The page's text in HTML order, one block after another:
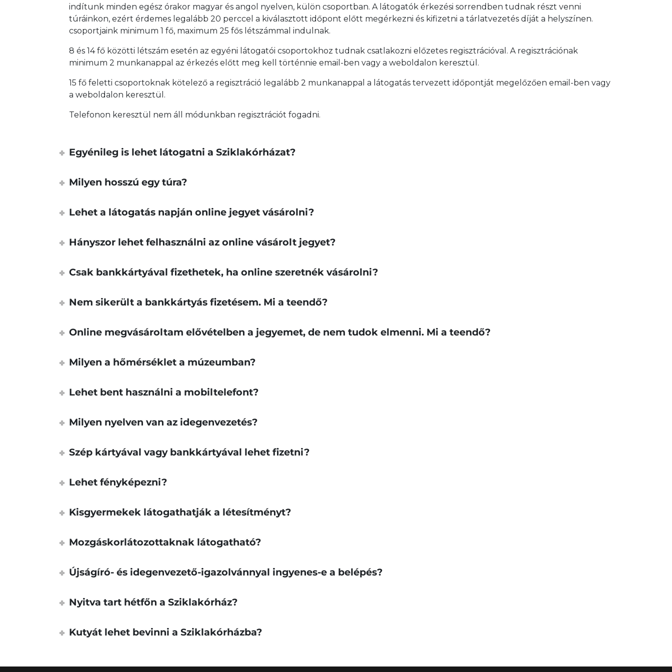
indítunk minden egész órakor magyar és angol nyelven, külön csoportban. A látogatók érkezési sorrendben tudnak részt venni
túráinkon, ezért érdemes legalább 20 perccel a kiválasztott időpont előtt megérkezni és kifizetni a tárlatvezetés díját a helyszínen.
csoportjaink minimum 1 fő, maximum 25 fős létszámmal indulnak.
8 és 14 fő közötti létszám esetén az egyéni látogatói csoportokhoz tudnak csatlakozni előzetes regisztrációval. A regisztrációnak
minimum 2 munkanappal az érkezés előtt meg kell történnie email-ben vagy a weboldalon keresztül.
15 fő feletti csoportoknak kötelező a regisztráció legalább 2 munkanappal a látogatás tervezett időpontját megelőzően email-ben vagy
a weboldalon keresztül.
Telefonon keresztül nem áll módunkban regisztrációt fogadni.
Egyénileg is lehet látogatni a Sziklakórházat?
Milyen hosszú egy túra?
Lehet a látogatás napján online jegyet vásárolni?
Hányszor lehet felhasználni az online vásárolt jegyet?
Csak bankkártyával fizethetek, ha online szeretnék vásárolni?
Nem sikerült a bankkártyás fizetésem. Mi a teendő?
Online megvásároltam elővételben a jegyemet, de nem tudok elmenni. Mi a teendő?
Milyen a hőmérséklet a múzeumban?
Lehet bent használni a mobiltelefont?
Milyen nyelven van az idegenvezetés?
Szép kártyával vagy bankkártyával lehet fizetni?
Lehet fényképezni?
Kisgyermekek látogathatják a létesítményt?
Mozgáskorlátozottaknak látogatható?
Újságíró- és idegenvezető-igazolvánnyal ingyenes-e a belépés?
Nyitva tart hétfőn a Sziklakórház?
Kutyát lehet bevinni a Sziklakórházba?